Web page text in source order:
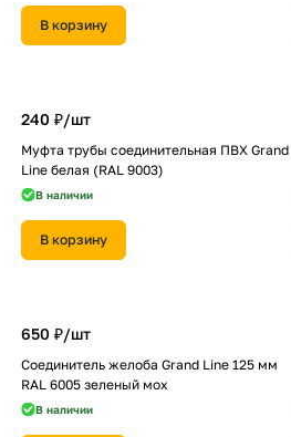
В корзину
240 ₽/шт
Муфта трубы соединительная ПВХ Grand
Line белая (RAL 9003)
В наличии
В корзину
650 ₽/шт
Соединитель желоба Grand Line 125 мм
RAL 6005 зеленый мох
В наличии